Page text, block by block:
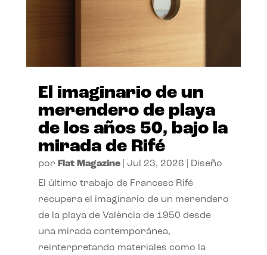
El imaginario de un
merendero de playa
de los años 50, bajo la
mirada de Rifé
por Flat Magazine| Jul 23, 2026 Diseño
El último trabajo de Francesc Rifé
recupera el imaginario de un merendero
de la playa de València de 1950 desde
una mirada contemporánea,
reinterpretando materiales como la